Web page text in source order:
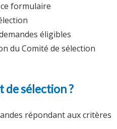
formulaire
éligibles
du Comité de sélection
de sélection ?
répondant aux critères